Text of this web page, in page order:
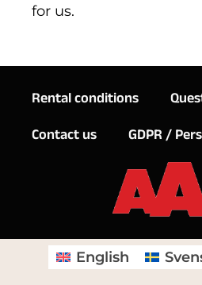
for us.
Rental conditions
Contact us
GDPR /
English